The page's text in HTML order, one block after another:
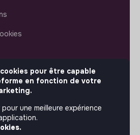
pour être capable
en fonction de votre
une meilleure expérience